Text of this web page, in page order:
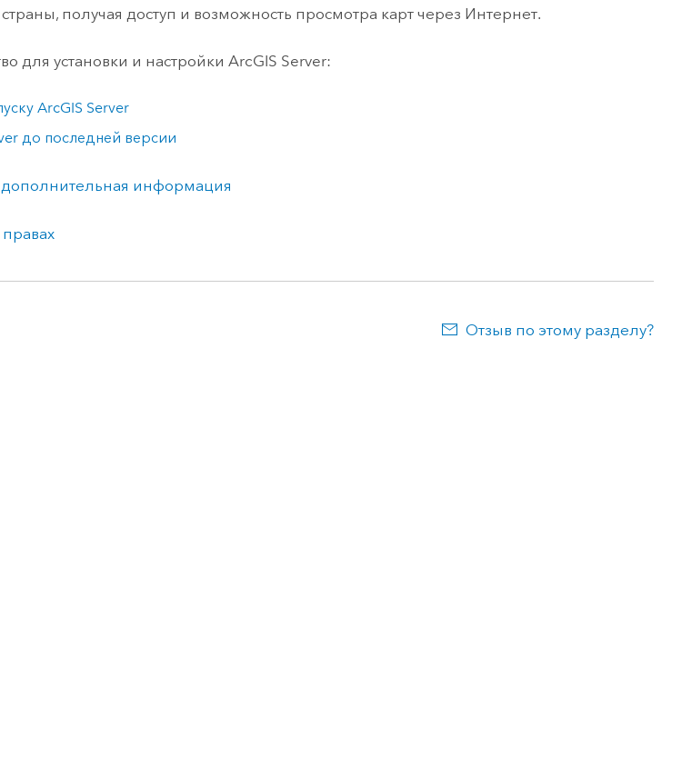
получая доступ и возможность просмотра карт через Интернет.
для установки и настройкиArcGIS Server:
ArcGIS Server
до последней версии
дополнительная информация
Отзыв по этому разделу?